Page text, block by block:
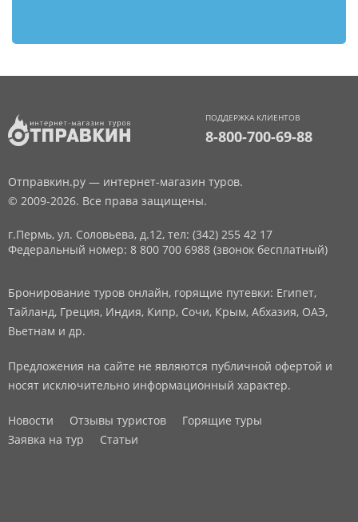
ПОДДЕРЖКА КЛИЕНТОВ
8-800-700-69-88
Отправкин.ру — интернет-магазин туров.
© 2009-2026. Все права защищены.
г.Пермь, ул. Соловьева, д.12, тел: (342) 255 42 17
Федеральный номер: 8 800 700 6988 (звонок бесплатный)
Бронирование туров онлайн, горящие путевки: Египет,
Тайланд, Греция, Индия, Кипр, Сочи, Крым, Абхазия, ОАЭ,
Вьетнам и др.
Предложения на сайте не являются публичной офертой и
носят исключительно информационный характер.
Новости Отзывы туристов
Горящие туры
Заявка на тур
Статьи